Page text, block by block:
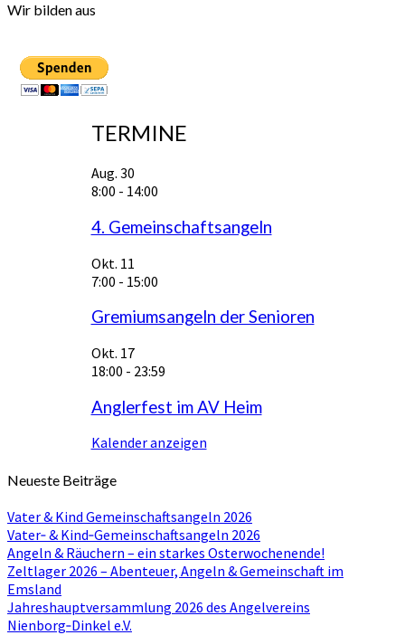
Wir bilden aus
TERMINE
Aug. 30
8:00 - 14:00
4. Gemeinschaftsangeln
Okt. 11
7:00 - 15:00
Gremiumsangeln der Senioren
Okt. 17
18:00 - 23:59
Anglerfest im AV Heim
Kalender anzeigen
Neueste Beiträge
Vater & Kind Gemeinschaftsangeln 2026
Vater‑ & Kind‑Gemeinschaftsangeln 2026
Angeln & Räuchern – ein starkes Osterwochenende!
Zeltlager 2026 – Abenteuer, Angeln & Gemeinschaft im
Emsland
Jahreshauptversammlung 2026 des Angelvereins
Nienborg‑Dinkel e.V.